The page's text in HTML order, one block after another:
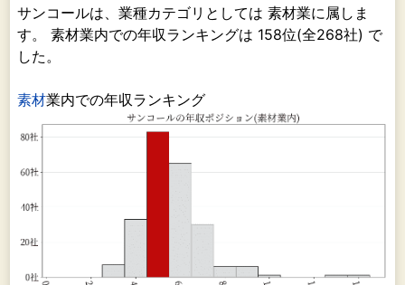
サンコールは、業種カテゴリとしては 素材業に属しま
す。 素材業内での年収ランキングは 158位(全268社) で
した。
素材業内での年収ランキング